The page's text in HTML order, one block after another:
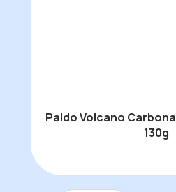
Paldo Volcano
130g